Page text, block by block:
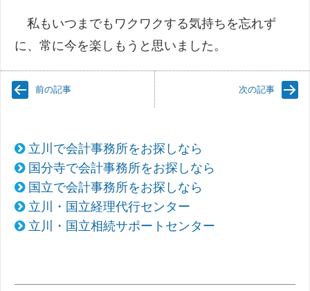
私もいつまでもワクワクする気持ちを忘れず
に、常に今を楽しもうと思いました。
前の記事 次の記事
立川で会計事務所をお探しなら
国分寺で会計事務所をお探しなら
国立で会計事務所をお探しなら
立川・国立経理代行センター
立川・国立相続サポートセンター